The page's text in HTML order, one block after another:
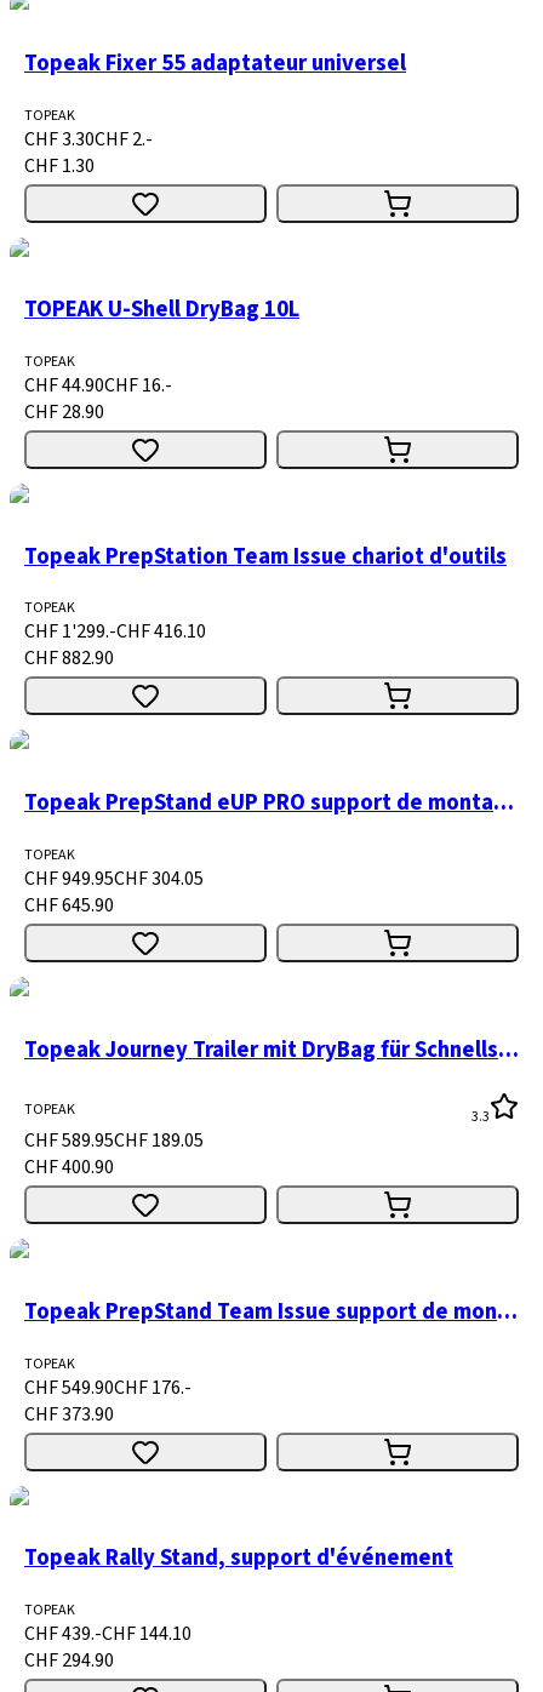
Topeak Fixer 55 adaptateur universel
TOPEAK
CHF 3.30CHF 2.-
CHF 1.30
TOPEAK U-Shell DryBag 10L
TOPEAK
CHF 44.90CHF 16.-
CHF 28.90
Topeak PrepStation Team Issue chariot d'outils
TOPEAK
CHF 1'299.-CHF 416.10
CHF 882.90
Topeak PrepStand eUP PRO support de montage
TOPEAK
CHF 949.95CHF 304.05
CHF 645.90
Topeak Journey Trailer mit DryBag für Schnellspanner
TOPEAK 3.3
CHF 589.95CHF 189.05
CHF 400.90
Topeak PrepStand Team Issue support de montage - jusqu'à 45 kg
TOPEAK
CHF 549.90CHF 176.-
CHF 373.90
Topeak Rally Stand, support d'événement
TOPEAK
CHF 439.-CHF 144.10
CHF 294.90